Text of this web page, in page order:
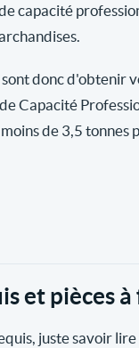
capacité
donc d'obtenir
Capacité
de 3,5 tonnes
et pièces
juste savoir